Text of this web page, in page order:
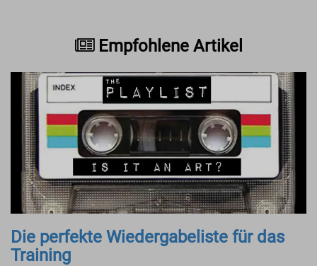
Empfohlene Artikel
Die perfekte Wiedergabeliste für das
Training